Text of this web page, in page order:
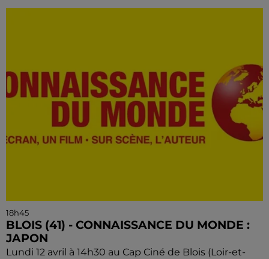
18h45
BLOIS (41) - CONNAISSANCE DU MONDE :
JAPON
Lundi 12 avril à 14h30 au Cap Ciné de Blois (Loir-et-